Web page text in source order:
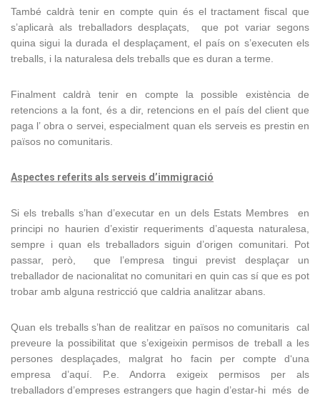
També caldrà tenir en compte quin és el tractament fiscal que
s’aplicarà als treballadors desplaçats, que pot variar segons
quina sigui la durada el desplaçament, el país on s’executen els
treballs, i la naturalesa dels treballs que es duran a terme.
Finalment caldrà tenir en compte la possible existència de
retencions a la font, és a dir, retencions en el país del client que
paga l’ obra o servei, especialment quan els serveis es prestin en
països no comunitaris.
Aspectes referits als serveis d’immigració
Si els treballs s’han d’executar en un dels Estats Membres en
principi no haurien d’existir requeriments d’aquesta naturalesa,
sempre i quan els treballadors siguin d’origen comunitari. Pot
passar, però, que l’empresa tingui previst desplaçar un
treballador de nacionalitat no comunitari en quin cas sí que es pot
trobar amb alguna restricció que caldria analitzar abans.
Quan els treballs s’han de realitzar en països no comunitaris cal
preveure la possibilitat que s’exigeixin permisos de treball a les
persones desplaçades, malgrat ho facin per compte d‘una
empresa d’aquí. P.e. Andorra exigeix permisos per als
treballadors d’empreses estrangers que hagin d’estar-hi més de